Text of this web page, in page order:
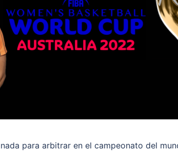
para arbitrar en el campeonato del